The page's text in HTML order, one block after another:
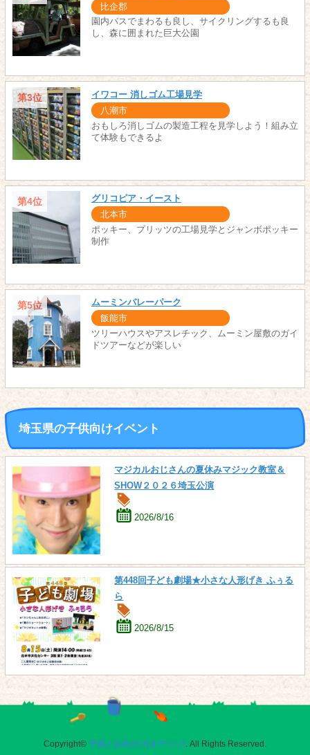
比企郡
園内バスでまわるも良し、サイクリングするも良
し、森に囲まれた巨大公園
第3位 イワコー 消しゴム工場見学
八潮市
おもしろ消しゴムの製造工程を見学しよう！組み立
て体験もできるよ
第4位 グリコピア・イースト
北本市
ポッキー、プリッツの工場見学とジャンボポッキー
制作
第5位 ムーミンバレーパーク
飯能市
ツリーハウスやアスレチック、ムーミン屋敷のガイ
ドツアーなどが楽しい
埼玉県の子供向けイベント
マジカルおじさんの夏休みマジック教室＆
SHOW２０２６埼玉公演
2026/8/16
第448回子ども劇場★小さな人形げき ふぅる
ら
2026/8/15
Copyright© 子供とお出かけ[オデッソ] . All Rights Reserved.